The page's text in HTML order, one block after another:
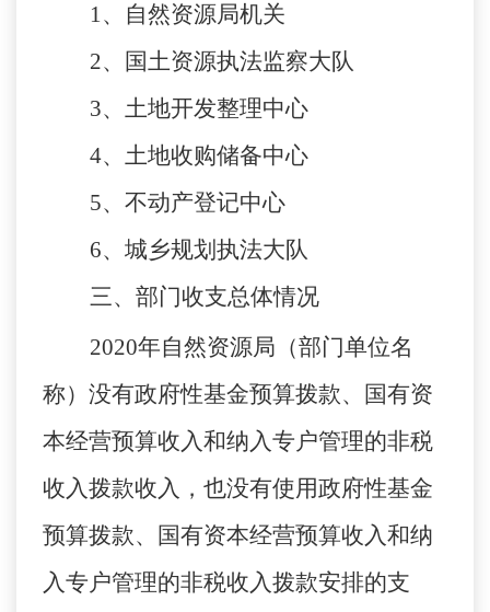
1、自然资源局机关
2、国土资源执法监察大队
3、土地开发整理中心
4、土地收购储备中心
5、不动产登记中心
6、城乡规划执法大队
三、部门收支总体情况
2020年自然资源局（部门单位名
称）没有政府性基金预算拨款、国有资
本经营预算收入和纳入专户管理的非税
收入拨款收入，也没有使用政府性基金
预算拨款、国有资本经营预算收入和纳
入专户管理的非税收入拨款安排的支